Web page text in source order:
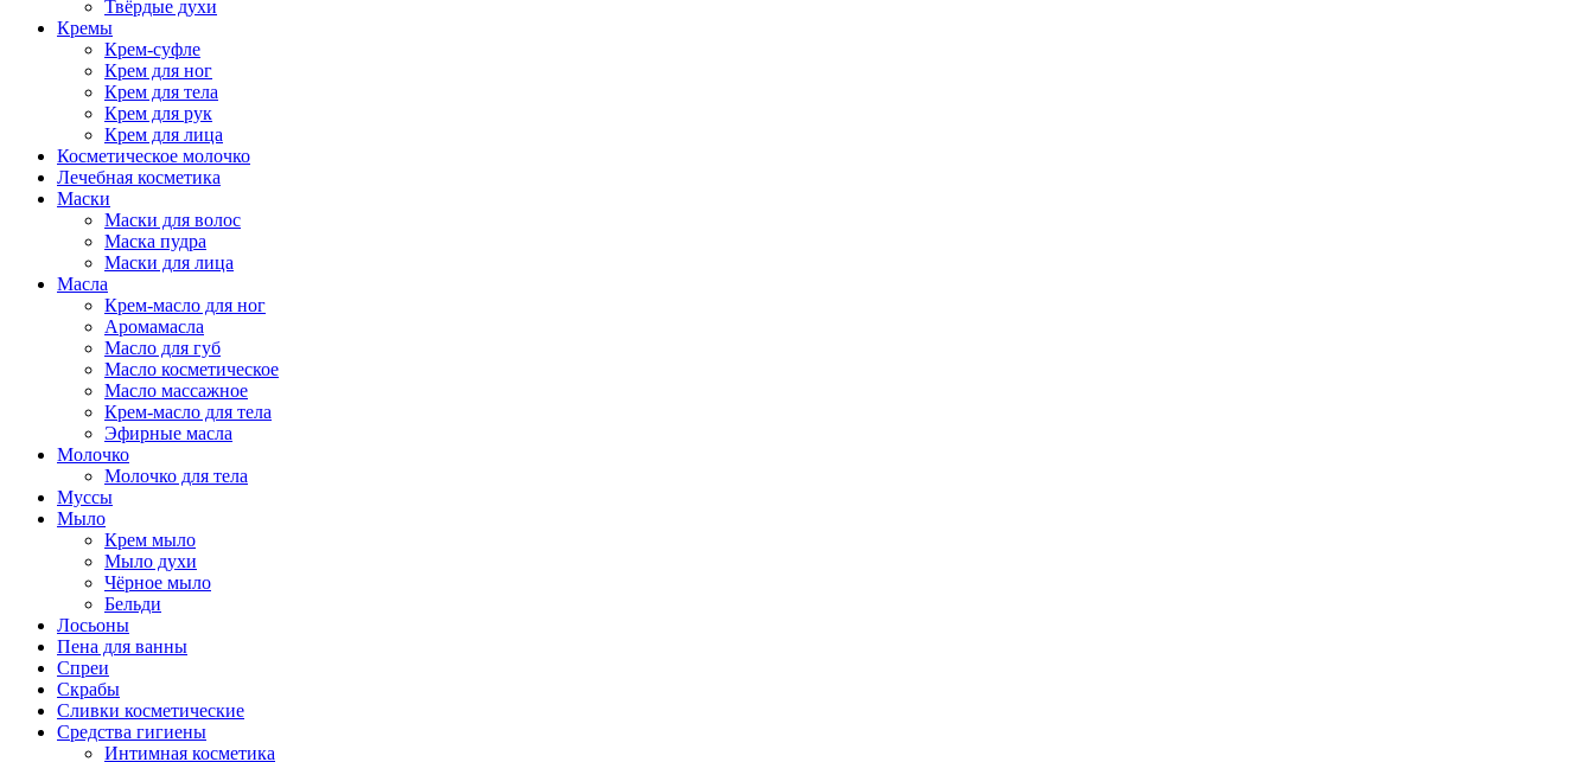
Твёрдые духи
Кремы
Крем-суфле
Крем для ног
Крем для тела
Крем для рук
Крем для лица
Косметическое молочко
Лечебная косметика
Маски
Маски для волос
Маска пудра
Маски для лица
Масла
Крем-масло для ног
Аромамасла
Масло для губ
Масло косметическое
Масло массажное
Крем-масло для тела
Эфирные масла
Молочко
Молочко для тела
Муссы
Мыло
Крем мыло
Мыло духи
Чёрное мыло
Бельди
Лосьоны
Пена для ванны
Спреи
Скрабы
Сливки косметические
Средства гигиены
Интимная косметика